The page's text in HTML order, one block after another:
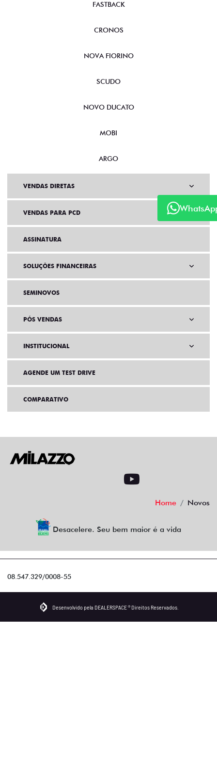
FASTBACK
CRONOS
NOVA FIORINO
SCUDO
NOVO DUCATO
MOBI
ARGO
VENDAS DIRETAS
VENDAS PARA PCD
ASSINATURA
SOLUÇÕES FINANCEIRAS
SEMINOVOS
PÓS VENDAS
INSTITUCIONAL
AGENDE UM TEST DRIVE
COMPARATIVO
Home Novos
Desacelere. Seu bem maior é a vida
08.547.329/0008-55
Desenvolvido pela DEALERSPACE ® Direitos Reservados.